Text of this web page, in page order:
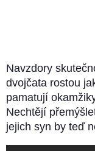
Navzdory
dvojčata rostou
pamatují
Nechtějí
jejich syn by teď